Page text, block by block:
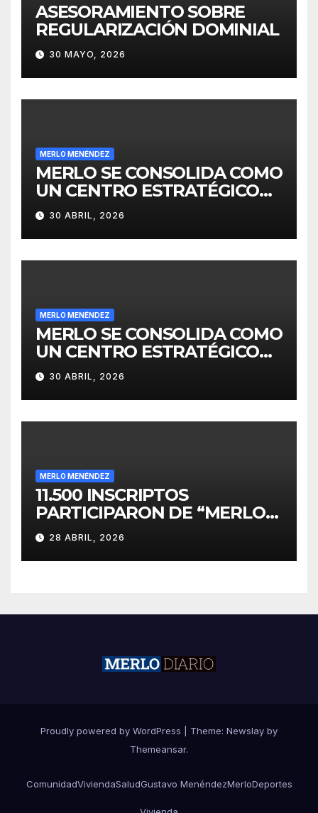
ASESORAMIENTO SOBRE
REGULARIZACIÓN DOMINIAL
30 MAYO, 2026
MERLO MENÉNDEZ
MERLO SE CONSOLIDA COMO
UN CENTRO ESTRATÉGICO
PARA EL DESARROLLO DE
INVERSIONES
30 ABRIL, 2026
MERLO MENÉNDEZ
MERLO SE CONSOLIDA COMO
UN CENTRO ESTRATÉGICO
PARA EL DESARROLLO DE
INVERSIONES
30 ABRIL, 2026
MERLO MENÉNDEZ
11.500 INSCRIPTOS
PARTICIPARON DE “MERLO
CORRE POR MALVINAS”
28 ABRIL, 2026
Proudly powered by WordPress Theme: Newslay by
Themeansar.
ComunidadViviendaSaludGustavo MenéndezMerloDeportes